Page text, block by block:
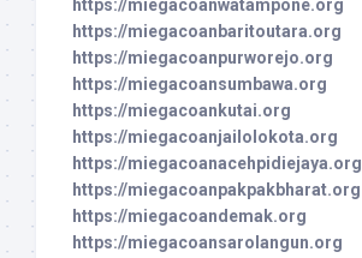
https://miegacoanwatampone.org
https://miegacoanbaritoutara.org
https://miegacoanpurworejo.org
https://miegacoansumbawa.org
https://miegacoankutai.org
https://miegacoanjailolokota.org
https://miegacoanacehpidiejaya.org
https://miegacoanpakpakbharat.org
https://miegacoandemak.org
https://miegacoansarolangun.org